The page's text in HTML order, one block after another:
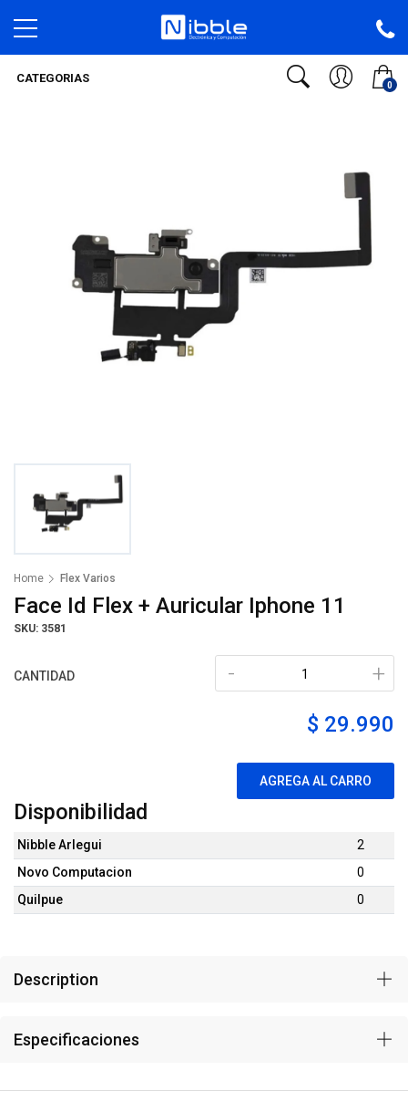
0
CATEGORIAS
Home Flex Varios
Face Id Flex + Auricular Iphone 11
SKU: 3581
CANTIDAD +
-
$ 29.990
AGREGA AL CARRO
Disponibilidad
Nibble Arlegui
2
Novo Computacion
0
Quilpue
0
Description
Especificaciones